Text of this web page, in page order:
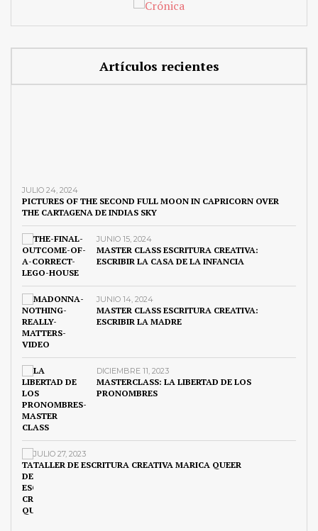
Artículos recientes
JULIO 24, 2024
PICTURES OF THE SECOND FULL MOON IN CAPRICORN OVER
THE CARTAGENA DE INDIAS SKY
JUNIO 15, 2024
MASTER CLASS ESCRITURA CREATIVA:
ESCRIBIR LA CASA DE LA INFANCIA
JUNIO 14, 2024
MASTER CLASS ESCRITURA CREATIVA:
ESCRIBIR LA MADRE
DICIEMBRE 11, 2023
MASTERCLASS: LA LIBERTAD DE LOS
PRONOMBRES
JULIO 27, 2023
TALLER DE ESCRITURA CREATIVA MARICA QUEER